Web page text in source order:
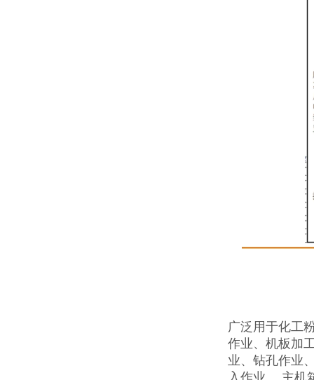
广泛用于化工
作业、机板加
业、钻孔作业
入作业、 主